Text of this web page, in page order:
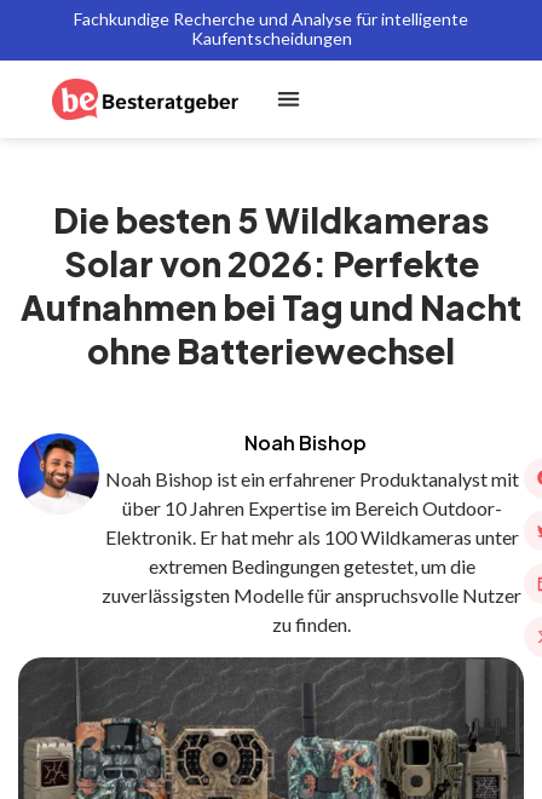
Fachkundige Recherche und Analyse für intelligente
Kaufentscheidungen
Die besten 5 Wildkameras
Solar von 2026: Perfekte
Aufnahmen bei Tag und Nacht
ohne Batteriewechsel
Noah Bishop
Noah Bishop ist ein erfahrener Produktanalyst mit
über 10 Jahren Expertise im Bereich Outdoor-
Elektronik. Er hat mehr als 100 Wildkameras unter
extremen Bedingungen getestet, um die
zuverlässigsten Modelle für anspruchsvolle Nutzer
zu finden.